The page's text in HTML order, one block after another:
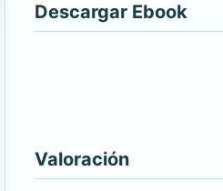
Descargar Ebook
Valoración